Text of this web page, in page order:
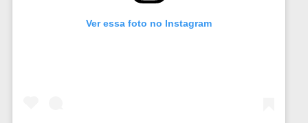
Ver essa foto no Instagram